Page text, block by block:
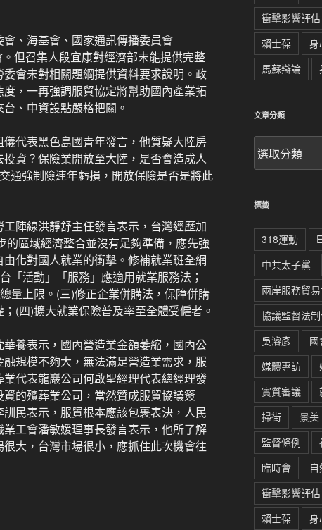
、海基會、國家通訊傳播委員會
但召集人段宜康對經濟部未能提供完整
會未對相關題綱提供資料要求說明。政
，一再強調服貿協定將幫助國內產業拓
、中資設點嚴格把關。
代表黑色島國青年發言，他質疑大陸房
資？保險業開放至大陸，是否會造成人
通強制險連年虧損，開放保險是否是將此
陣線洪靜舒主任發言表示，台灣經歷加
的區域經濟整合並沒有足夠準備，應先強
化對國人就業的衝擊。修補就業班全網
「活動」「服務」應適用就業服務法；
量上限。(三)修正企業併購法，保障併購
(四)擴大就業保險普及率至全體受僱者。
養表示，國內營造業金額萎縮，國內公
規模不夠大，無法滿足營造業需求，服
代表龍巖公司何啟聖經理代表總經理發
的殯葬業公司，當然贊成服貿協議簽
民表示，服貿根本應該包裹表決，人民
工會潘敏媛理事長發言表示，他所了解
大，台灣市場很小，應抓住此次機會往
衝擊影響評估
賴士葆
身
馬蘇辯論
文章分類
章
分
標籤
318運動
中共太子黨
兩岸服務貿
協議監督法
吳濬彥
國
媒體專訪
實質審議
掃街
景美
監督條例
臨時會
衝擊影響評估
賴士葆
身